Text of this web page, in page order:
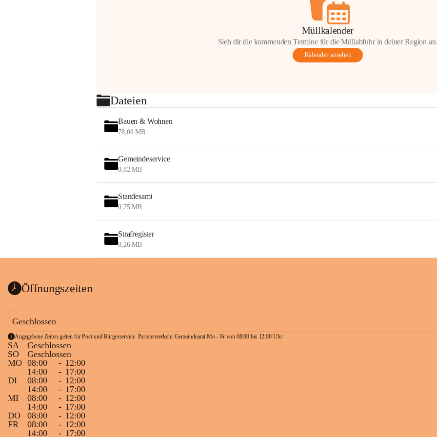
Müllkalender
Sieh dir die kommenden Termine für die Müllabfuhr in deiner Region
Kalender ansehen
Dateien
Bauen & Wohnen
78,04 MB
Gemeindeservice
0,82 MB
Standesamt
0,75 MB
Strafregister
0,26 MB
Öffnungszeiten
Geschlossen
Angegebene Zeiten gelten für Post und Bürgerservice. Parteienverkehr Gemeindeamt Mo - Fr von 08:00 bis 12:00 Uhr.
SA
Geschlossen
SO
Geschlossen
MO 08:00 - 12:00
14:00
- 17:00
DI
08:00 - 12:00
14:00
- 17:00
MI
08:00 - 12:00
14:00
- 17:00
DO
08:00 - 12:00
FR
08:00 - 12:00
14:00
- 17:00